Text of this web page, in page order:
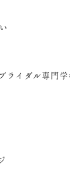
ライダル専門学